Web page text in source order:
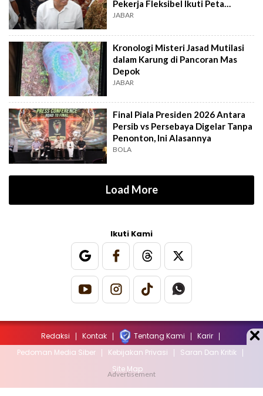
Pekerja Fleksibel Ikuti Peta
Industri
JABAR
Kronologi Misteri Jasad Mutilasi
dalam Karung di Pancoran Mas
Depok
JABAR
Final Piala Presiden 2026 Antara
Persib vs Persebaya Digelar Tanpa
Penonton, Ini Alasannya
BOLA
Load More
Ikuti Kami
Redaksi Kontak Tentang Kami
Karir
Pedoman Media Siber
Kebijakan Privasi
Saran Dan Kritik
Site Map